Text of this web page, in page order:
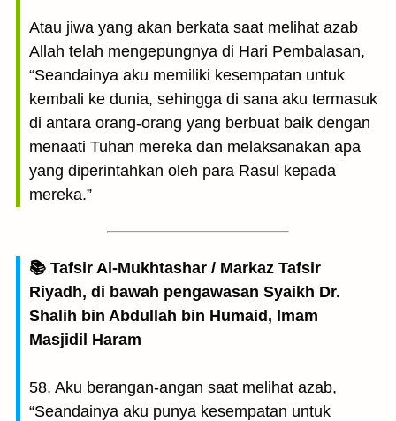
Atau jiwa yang akan berkata saat melihat azab
Allah telah mengepungnya di Hari Pembalasan,
“Seandainya aku memiliki kesempatan untuk
kembali ke dunia, sehingga di sana aku termasuk
di antara orang-orang yang berbuat baik dengan
menaati Tuhan mereka dan melaksanakan apa
yang diperintahkan oleh para Rasul kepada
mereka.”
📚 Tafsir Al-Mukhtashar / Markaz Tafsir
Riyadh, di bawah pengawasan Syaikh Dr.
Shalih bin Abdullah bin Humaid, Imam
Masjidil Haram
58. Aku berangan-angan saat melihat azab,
“Seandainya aku punya kesempatan untuk